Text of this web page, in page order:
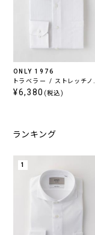
ONLY 1976
トラベラー / ストレッチノ
アイロン セミワイド
¥6,380 (税込)
ランキング
1